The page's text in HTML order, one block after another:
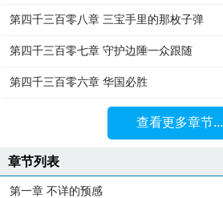
第四千三百零八章 三宝手里的那枚子弹
第四千三百零七章 守护边陲一众跟随
第四千三百零六章 华国必胜
查看更多章节...
章节列表
第一章 不详的预感